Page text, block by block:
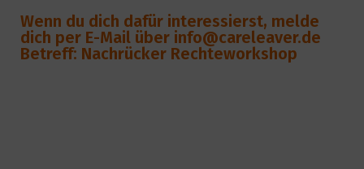
Wenn du dich dafür interessierst, melde
dich per E-Mail über info@careleaver.de
Betreff: Nachrücker Rechteworkshop